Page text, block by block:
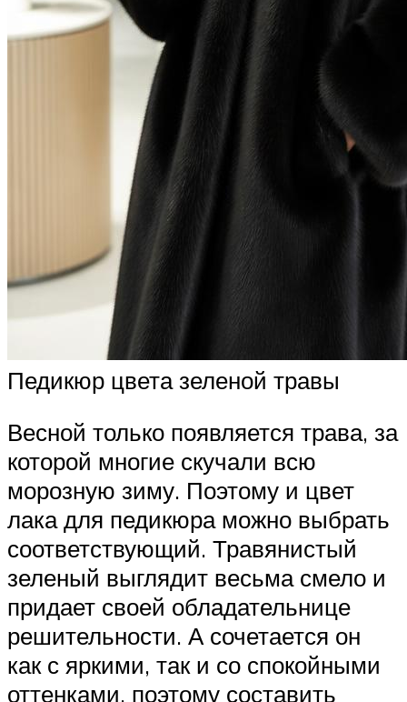
Педикюр цвета зеленой травы
Весной только появляется трава, за
которой многие скучали всю
морозную зиму. Поэтому и цвет
лака для педикюра можно выбрать
соответствующий. Травянистый
зеленый выглядит весьма смело и
придает своей обладательнице
решительности. А сочетается он
как с яркими, так и со спокойными
оттенками, поэтому составить